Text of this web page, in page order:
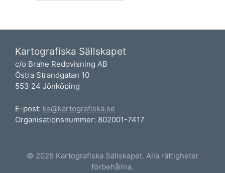
Kartografiska Sällskapet
c/o Brahe Redovisning AB
Östra Strandgatan 10
553 24 Jönköping
E-post: ks@kartografiska.se
Organisationsnummer: 802001-7417
© 2026 Kartografiska Sällskapet. Alla rättigheter
förbehållna.